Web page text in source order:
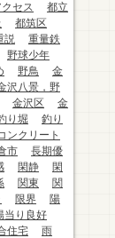
セス
都立
都筑区
説
重量鉄
野球少年
野鳥
金
沢八景，野
金沢区
金
り堀
釣り
ンクリート
市
長期優
閑静
閑
関東
関
限界
陽
当り良好
住宅
雨